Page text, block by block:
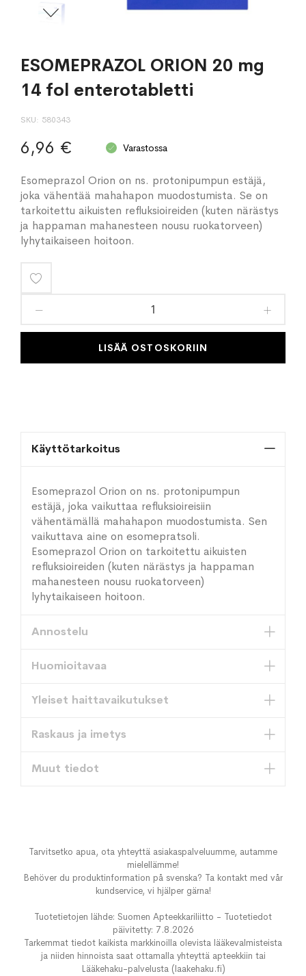
ESOMEPRAZOL ORION 20 mg
14 fol enterotabletti
SKU 580343
6,96 € Varastossa
Esomeprazol Orion on ns. protonipumpun estäjä,
joka vähentää mahahapon muodostumista. Se on
tarkoitettu aikuisten refluksioireiden (kuten närästys
ja happaman mahanesteen nousu ruokatorveen)
lyhytaikaiseen hoitoon.
toivelistaan
LISÄÄ OSTOSKORIIN
Käyttötarkoitus
Esomeprazol Orion on ns. protonipumpun
estäjä, joka vaikuttaa refluksioireisiin
vähentämällä mahahapon muodostumista. Sen
vaikuttava aine on esomepratsoli.
Esomeprazol Orion on tarkoitettu aikuisten
refluksioireiden (kuten närästys ja happaman
mahanesteen nousu ruokatorveen)
lyhytaikaiseen hoitoon.
Annostelu
Huomioitavaa
Yleiset haittavaikutukset
Raskaus ja imetys
Muut tiedot
Tarvitsetko apua, ota yhteyttä asiakaspalveluumme, autamme
mielellämme!
Behöver du produktinformation på svenska? Ta kontakt med vår
kundservice, vi hjälper gärna!
Tuotetietojen lähde: Suomen Apteekkariliitto - Tuotetiedot
päivitetty: 7.8.2026
Tarkemmat tiedot kaikista markkinoilla olevista lääkevalmisteista
ja niiden hinnoista saat ottamalla yhteyttä apteekkiin tai
Lääkehaku-palvelusta (laakehaku.fi)